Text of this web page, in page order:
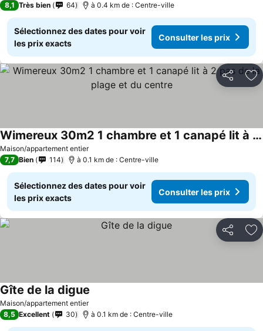
8,1 Très bien 64 à 0.4 km de : Centre-ville
Sélectionnez des dates pour voir
les prix exacts
Consulter les prix
Partager
Maison/appartement entier
Wimereux 30m2 1 chambre et 1 canapé lit à 2 pas de la plage et du centre
7,7 Bien 114 à 0.1 km de : Centre-ville
Sélectionnez des dates pour voir
les prix exacts
Consulter les prix
Partager
Maison/appartement entier
Gîte de la digue
8,5 Excellent 30 à 0.1 km de : Centre-ville